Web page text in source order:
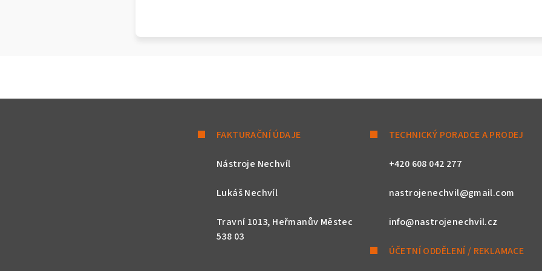
FAKTURAČNÍ ÚDAJE
Nástroje Nechvíl
Lukáš Nechvíl
Travní 1013, Heřmanův Městec
538 03
TECHNICKÝ PORADCE A PRODEJ
+420 608 042 277
nastrojenechvil@gmail.com
info@nastrojenechvil.cz
ÚČETNÍ ODDĚLENÍ / REKLAMACE